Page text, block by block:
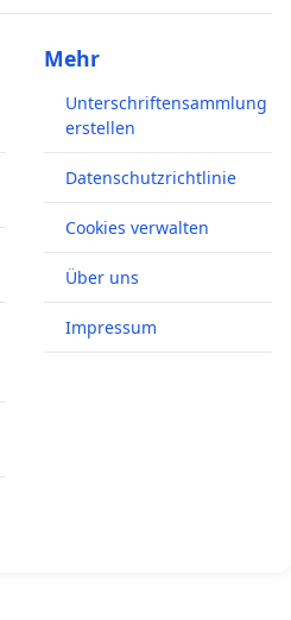
Mehr
Unterschriftensammlung
erstellen
Datenschutzrichtlinie
Cookies verwalten
Über uns
Impressum